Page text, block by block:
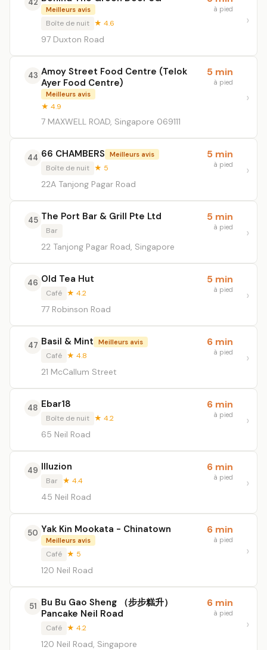
42
Meilleurs avis
Boîte de nuit ★ 4.6
97 Duxton Road
à pied
43 Amoy Street Food Centre (Telok
Ayer Food Centre)
Meilleurs avis
★ 4.9
7 MAXWELL ROAD, Singapore 069111
5 min
à pied
44 66 CHAMBERS Meilleurs avis
Boîte de nuit ★ 5
22A Tanjong Pagar Road
5 min
à pied
45 The Port Bar & Grill Pte Ltd
Bar
22 Tanjong Pagar Road, Singapore
5 min
à pied
46 Old Tea Hut
Café ★ 4.2
77 Robinson Road
5 min
à pied
47 Basil & Mint Meilleurs avis
Café ★ 4.8
21 McCallum Street
6 min
à pied
48 Ebar18
Boîte de nuit ★ 4.2
65 Neil Road
6 min
à pied
49 Illuzion
Bar ★ 4.4
45 Neil Road
6 min
à pied
50 Yak Kin Mookata - Chinatown
Meilleurs avis
Café ★ 5
120 Neil Road
6 min
à pied
51 Bu Bu Gao Sheng （步步糕升）
Pancake Neil Road
Café ★ 4.2
120 Neil Road, Singapore
6 min
à pied